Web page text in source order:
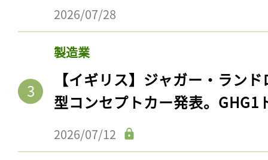
2026/07/28
製造業
【イギリス】ジャガー・ラン
型コンセプトカー発表。GHG1
2026/07/12